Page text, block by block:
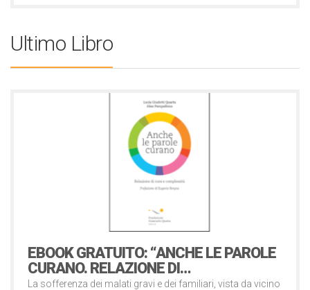
Ultimo Libro
EBOOK GRATUITO: “ANCHE LE PAROLE
CURANO. RELAZIONE DI…
La sofferenza dei malati gravi e dei familiari, vista da vicino